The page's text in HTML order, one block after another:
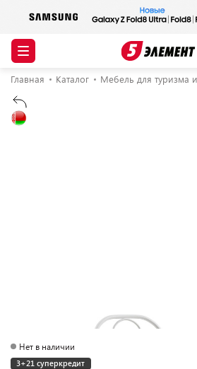
Главная Каталог Мебель для туризма
Нет в наличии
3+21 суперкредит